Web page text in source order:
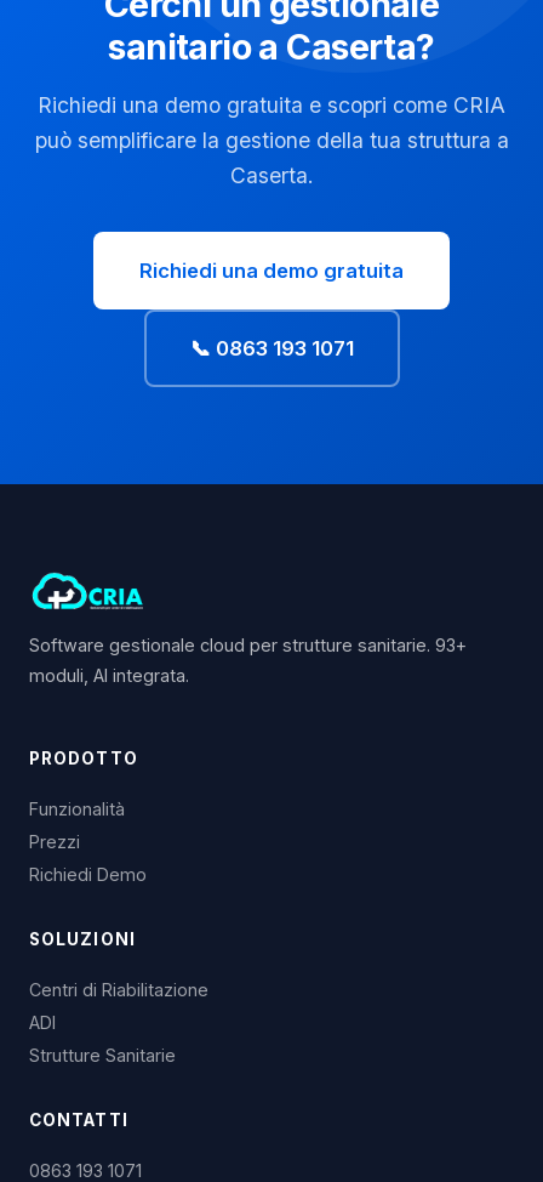
sanitario a Caserta?
Richiedi una demo gratuita e scopri come CRIA
può semplificare la gestione della tua struttura a
Caserta.
Richiedi una demo gratuita
📞 0863 193 1071
Software gestionale cloud per strutture sanitarie. 93+
moduli, AI integrata.
PRODOTTO
Funzionalità
Prezzi
Richiedi Demo
SOLUZIONI
Centri di Riabilitazione
ADI
Strutture Sanitarie
CONTATTI
0863 193 1071